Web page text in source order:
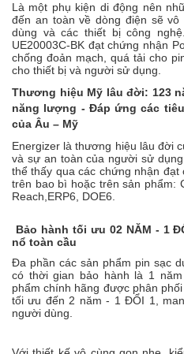
Là một phụ kiện di động nên
đến an toàn về dòng điện sẽ
dùng và các thiết bị công
UE20003C-BK đạt chứng nhận
chống đoản mạch, quá tải cho
cho thiết bị và người sử dụng.
Thương hiệu Mỹ lâu đời: 123
năng lượng - Đáp ứng các
của Âu – Mỹ
Energizer là thương hiệu lâu đời
và sự an toàn của người sử
thể thấy qua các chứng nhận
trên bao bì hoặc trên sản phẩm:
Reach,ERP6, DOE6.
Bảo hành tối ưu 02 NĂM - 1
nổ toàn cầu
Đa phần các sản phẩm pin sạc
có thời gian bảo hành là 1
phẩm chính hãng được phân
tối ưu đến 2 năm - 1 ĐỔI 1,
người dùng.